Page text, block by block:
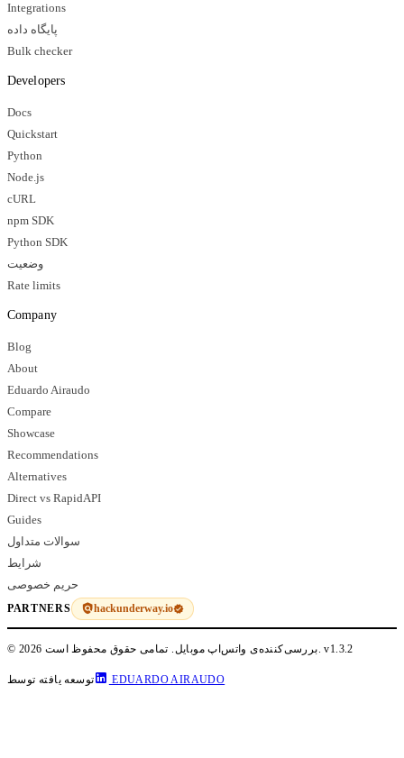
Integrations
پایگاه داده
Bulk checker
Developers
Docs
Quickstart
Python
Node.js
cURL
npm SDK
Python SDK
وضعیت
Rate limits
Company
Blog
About
Eduardo Airaudo
Compare
Showcase
Recommendations
Alternatives
Direct vs RapidAPI
Guides
سوالات متداول
شرایط
حریم خصوصی
PARTNERS hackunderway.io
© 2026 بررسی‌کننده‌ی واتس‌اپ موبایل. تمامی حقوق محفوظ است.v1.3.2
توسعه یافته توسط EDUARDO AIRAUDO